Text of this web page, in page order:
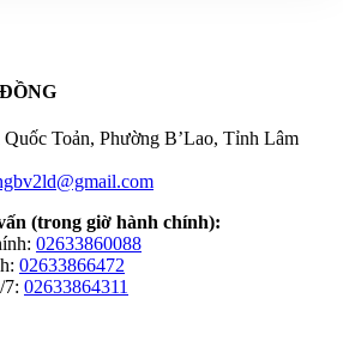
Quốc Toản, Phường B’Lao, Tỉnh Lâm
(trong giờ hành chính):
02633860088
02633866472
7: 02633864311